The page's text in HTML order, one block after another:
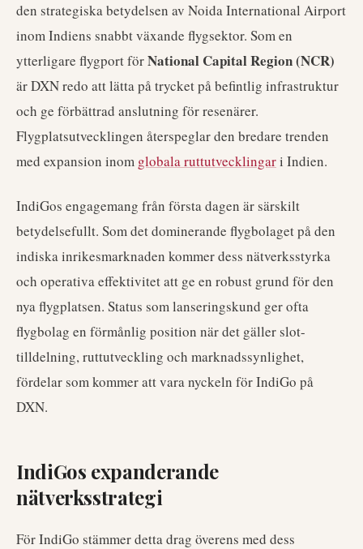
den strategiska betydelsen av Noida International Airport
inom Indiens snabbt växande flygsektor. Som en
ytterligare flygport förNational Capital Region (NCR)
är DXN redo att lätta på trycket på befintlig infrastruktur
och ge förbättrad anslutning för resenärer.
Flygplatsutvecklingen återspeglar den bredare trenden
med expansion inom globala ruttutvecklingari Indien.
IndiGos engagemang från första dagen är särskilt
betydelsefullt. Som det dominerande flygbolaget på den
indiska inrikesmarknaden kommer dess nätverksstyrka
och operativa effektivitet att ge en robust grund för den
nya flygplatsen. Status som lanseringskund ger ofta
flygbolag en förmånlig position när det gäller slot-
tilldelning, ruttutveckling och marknadssynlighet,
fördelar som kommer att vara nyckeln för IndiGo på
DXN.
IndiGos expanderande
nätverksstrategi
För IndiGo stämmer detta drag överens med dess